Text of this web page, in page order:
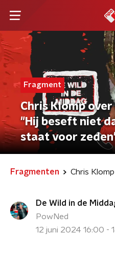
Fragment
Chris Klomp
"Hij beseft niet
staat voor
Fragmenten
De Wild in de
PowNed
12 juni 2024 16:00 -